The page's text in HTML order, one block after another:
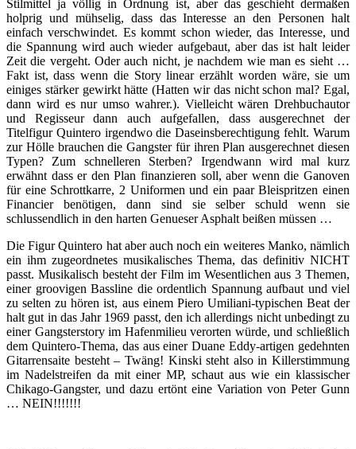
Stilmittel ja völlig in Ordnung ist, aber das geschieht dermaßen
holprig und mühselig, dass das Interesse an den Personen halt
einfach verschwindet. Es kommt schon wieder, das Interesse, und
die Spannung wird auch wieder aufgebaut, aber das ist halt leider
Zeit die vergeht. Oder auch nicht, je nachdem wie man es sieht …
Fakt ist, dass wenn die Story linear erzählt worden wäre, sie um
einiges stärker gewirkt hätte (Hatten wir das nicht schon mal? Egal,
dann wird es nur umso wahrer.). Vielleicht wären Drehbuchautor
und Regisseur dann auch aufgefallen, dass ausgerechnet der
Titelfigur Quintero irgendwo die Daseinsberechtigung fehlt. Warum
zur Hölle brauchen die Gangster für ihren Plan ausgerechnet diesen
Typen? Zum schnelleren Sterben? Irgendwann wird mal kurz
erwähnt dass er den Plan finanzieren soll, aber wenn die Ganoven
für eine Schrottkarre, 2 Uniformen und ein paar Bleispritzen einen
Financier benötigen, dann sind sie selber schuld wenn sie
schlussendlich in den harten Genueser Asphalt beißen müssen …
Die Figur Quintero hat aber auch noch ein weiteres Manko, nämlich
ein ihm zugeordnetes musikalisches Thema, das definitiv NICHT
passt. Musikalisch besteht der Film im Wesentlichen aus 3 Themen,
einer groovigen Bassline die ordentlich Spannung aufbaut und viel
zu selten zu hören ist, aus einem Piero Umiliani-typischen Beat der
halt gut in das Jahr 1969 passt, den ich allerdings nicht unbedingt zu
einer Gangsterstory im Hafenmilieu verorten würde, und schließlich
dem Quintero-Thema, das aus einer Duane Eddy-artigen gedehnten
Gitarrensaite besteht – Twäng! Kinski steht also in Killerstimmung
im Nadelstreifen da mit einer MP, schaut aus wie ein klassischer
Chikago-Gangster, und dazu ertönt eine Variation von Peter Gunn
… NEIN!!!!!!!